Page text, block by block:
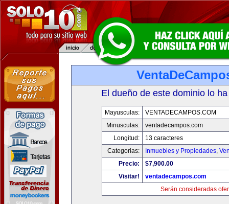
El dueño de este dominio lo
Mayusculas:
VENTADECAMPOS.COM
Minusculas:
ventadecampos.com
Longitud:
13 caracteres
Categorias:
Inmuebles y Propiedades,
Precio:
$7,900.00
Visitar!
ventadecampos.com
Serán consideradas